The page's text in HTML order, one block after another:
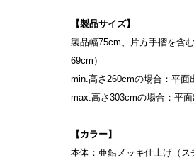
【製品サイズ】
製品幅75cm、片方手摺を含
69cm）
min.高さ260cmの場合：平面
max.高さ303cmの場合：平
【カラー】
本体：亜鉛メッキ仕上げ（ス